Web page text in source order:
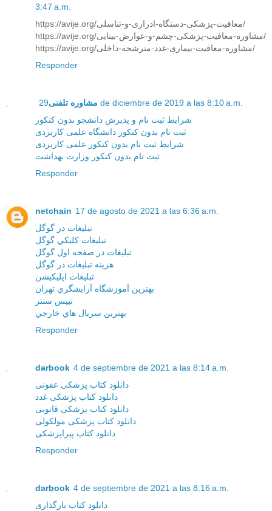
3:47 a.m.
https://avije.org/معافیت-پزشکی-دستگاه-ادراری-و-تناسلی/
https://avije.org/مشاوره-معافیت-پزشکی-چشم-و-عوارض-بینایی/
https://avije.org/مشاوره-معافیت-بیماری-غدد-مترشحه-داخلی/
Responder
مشاوره تلفنی 29 de diciembre de 2019 a las 8:10 a.m.
شرایط ثبت نام و پذیرش دانشجو بدون کنکور
ثبت نام بدون کنکور دانشگاه علمی کاربردی
شرایط ثبت نام بدون کنکور علمی کاربردی
ثبت نام بدون کنکور وزارت بهداشت
Responder
netchain 17 de agosto de 2021 a las 6:36 a.m.
تبليغات در گوگل
تبليغات کليکي گوگل
تبليغات در صفحه اول گوگل
هزينه تبليغات در گوگل
تبليغات اپليکيشن
بهترين آموزشگاه آرايشگري تهران
تيپس سنتر
بهترين سريال هاي خارجي
Responder
darbook 4 de septiembre de 2021 a las 8:14 a.m.
دانلود کتاب پزشکی عفونی
دانلود کتاب پزشکی غدد
دانلود کتاب پزشکی قانونی
دانلود کتاب پزشکی مولکولی
دانلود کتاب پیراپزشکی
Responder
darbook 4 de septiembre de 2021 a las 8:16 a.m.
دانلود کتاب بارگذاری